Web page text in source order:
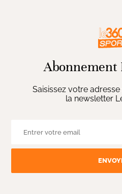
Saisissez votre
la newsletter